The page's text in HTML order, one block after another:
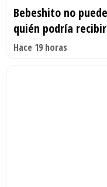
Bebeshito no
quién podría
Hace 19 horas